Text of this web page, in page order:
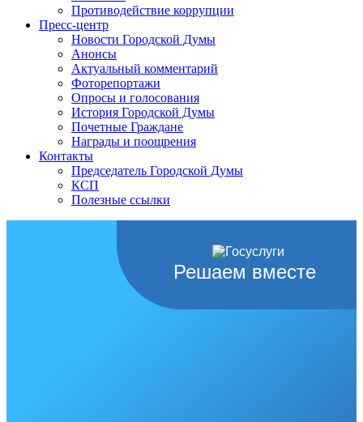
Противодействие коррупции
Пресс-центр
Новости Городской Думы
Анонсы
Актуальный комментарий
Фоторепортажи
Опросы и голосования
История Городской Думы
Почетные Граждане
Награды и поощрения
Контакты
Председатель Городской Думы
КСП
Полезные ссылки
Решаем вместе